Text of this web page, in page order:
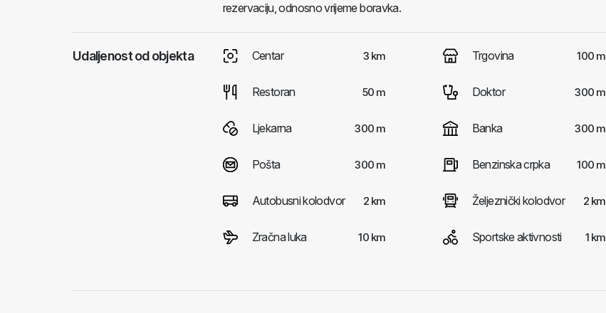
rezervaciju, odnosno vrijeme boravka.
Udaljenost od objekta Centar 3 km Trgovina 100 m
Restoran 50 m Doktor 300 m
Ljekarna 300 m Banka 300 m
Pošta 300 m Benzinska crpka 100 m
Autobusni kolodvor 2 km Željeznički kolodvor 2 km
Zračna luka 10 km Sportske aktivnosti 1 km